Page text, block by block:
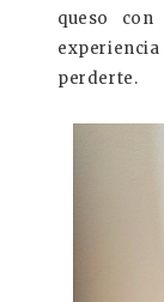
queso
perderte.